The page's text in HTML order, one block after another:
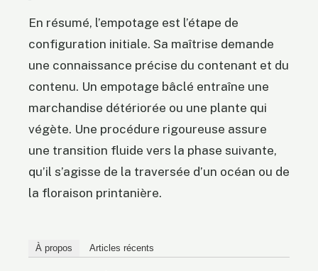
En résumé, l’empotage est l’étape de
configuration initiale. Sa maîtrise demande
une connaissance précise du contenant et du
contenu. Un empotage bâclé entraîne une
marchandise détériorée ou une plante qui
végète. Une procédure rigoureuse assure
une transition fluide vers la phase suivante,
qu’il s’agisse de la traversée d’un océan ou de
la floraison printanière.
À propos Articles récents